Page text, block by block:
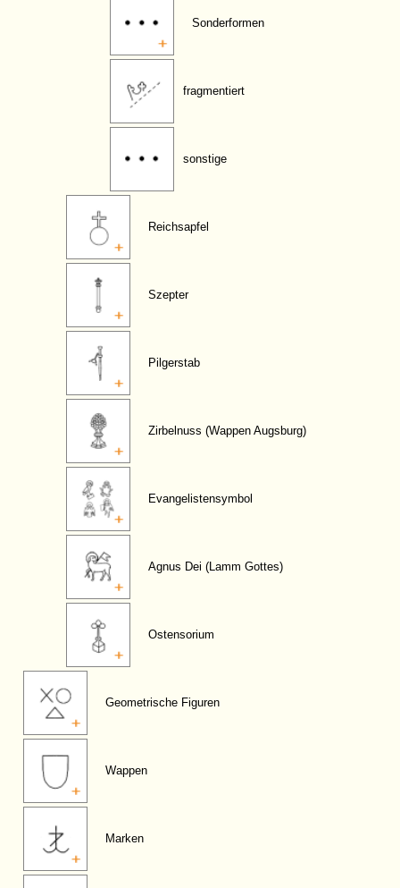
Sonderformen
fragmentiert
sonstige
Reichsapfel
Szepter
Pilgerstab
Zirbelnuss (Wappen Augsburg)
Evangelistensymbol
Agnus Dei (Lamm Gottes)
Ostensorium
Geometrische Figuren
Wappen
Marken